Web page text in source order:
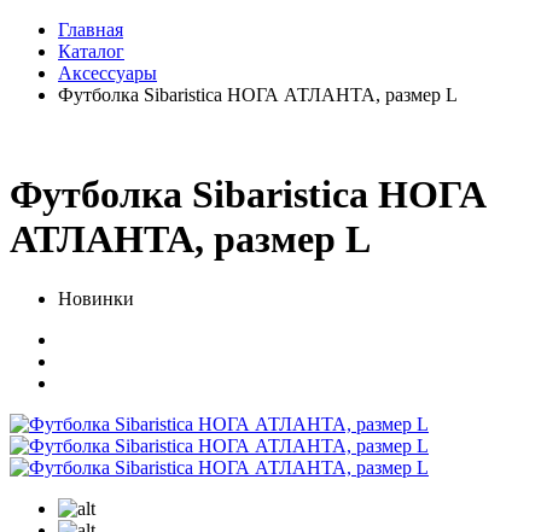
Главная
Каталог
Аксессуары
Футболка Sibaristica НОГА АТЛАНТА, размер L
Футболка Sibaristica НОГА
АТЛАНТА, размер L
Новинки